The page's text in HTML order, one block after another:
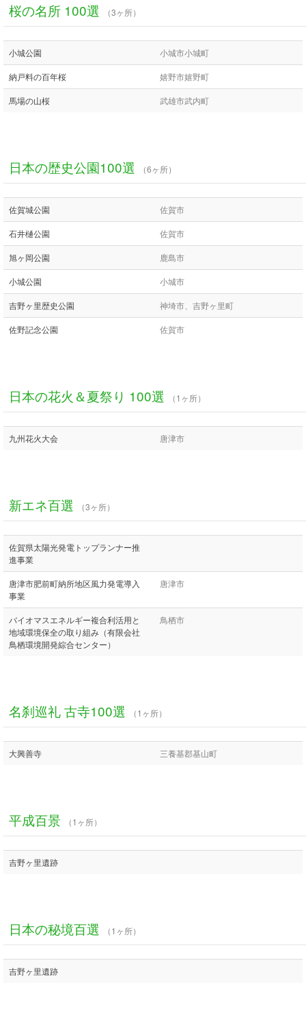
桜の名所 100選 （3ヶ所）
小城公園 小城市小城町
納戸料の百年桜 嬉野市嬉野町
馬場の山桜 武雄市武内町
日本の歴史公園100選 （6ヶ所）
佐賀城公園 佐賀市
石井樋公園 佐賀市
旭ヶ岡公園 鹿島市
小城公園 小城市
吉野ヶ里歴史公園 神埼市、吉野ヶ里町
佐野記念公園 佐賀市
日本の花火＆夏祭り 100選 （1ヶ所）
九州花火大会 唐津市
新エネ百選 （3ヶ所）
佐賀県太陽光発電トップランナー推
進事業
唐津市肥前町納所地区風力発電導入
事業
唐津市
バイオマスエネルギー複合利活用と
地域環境保全の取り組み（有限会社
鳥栖環境開発綜合センター）
鳥栖市
名刹巡礼 古寺100選 （1ヶ所）
大興善寺 三養基郡基山町
平成百景 （1ヶ所）
吉野ヶ里遺跡
日本の秘境百選 （1ヶ所）
吉野ヶ里遺跡